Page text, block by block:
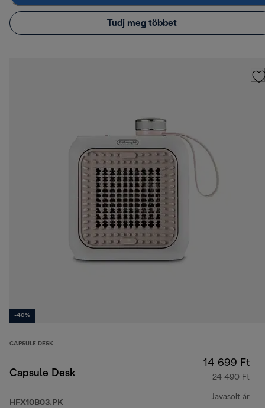
Tudj meg többet
-40%
CAPSULE DESK
Capsule Desk
HFX10B03.PK
14 699 Ft
24 490 Ft
Javasolt ár